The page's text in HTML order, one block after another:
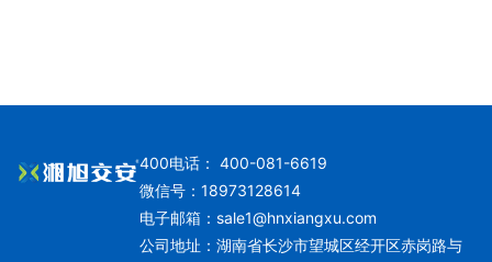
400电话： 400-081-6619
微信号：18973128614
电子邮箱： sale1@hnxiangxu.com
公司地址：湖南省长沙市望城区经开区赤岗路与